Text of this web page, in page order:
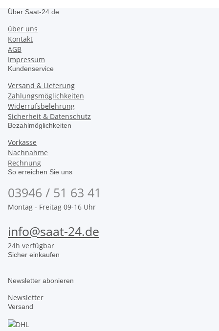
Über Saat-24.de
über uns
Kontakt
AGB
Impressum
Kundenservice
Versand & Lieferung
Zahlungsmöglichkeiten
Widerrufsbelehrung
Sicherheit & Datenschutz
Bezahlmöglichkeiten
Vorkasse
Nachnahme
Rechnung
So erreichen Sie uns
03946 / 51 63 41
Montag - Freitag 09-16 Uhr
info@saat-24.de
24h verfügbar
Sicher einkaufen
Newsletter abonieren
Newsletter
Versand